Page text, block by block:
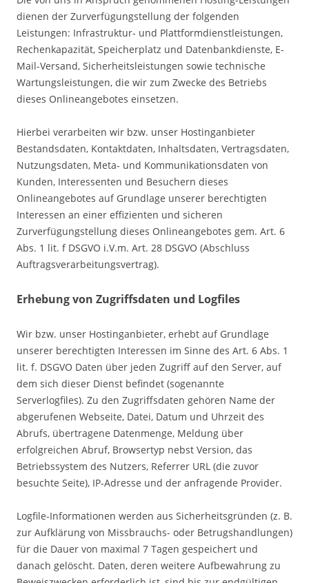
dienen der Zurverfügungstellung der folgenden
Leistungen: Infrastruktur- und Plattformdienstleistungen,
Rechenkapazität, Speicherplatz und Datenbankdienste, E-
Mail-Versand, Sicherheitsleistungen sowie technische
Wartungsleistungen, die wir zum Zwecke des Betriebs
dieses Onlineangebotes einsetzen.
Hierbei verarbeiten wir bzw. unser Hostinganbieter
Bestandsdaten, Kontaktdaten, Inhaltsdaten, Vertragsdaten,
Nutzungsdaten, Meta- und Kommunikationsdaten von
Kunden, Interessenten und Besuchern dieses
Onlineangebotes auf Grundlage unserer berechtigten
Interessen an einer effizienten und sicheren
Zurverfügungstellung dieses Onlineangebotes gem. Art. 6
Abs. 1 lit. f DSGVO i.V.m. Art. 28 DSGVO (Abschluss
Auftragsverarbeitungsvertrag).
Erhebung von Zugriffsdaten und Logfiles
Wir bzw. unser Hostinganbieter, erhebt auf Grundlage
unserer berechtigten Interessen im Sinne des Art. 6 Abs. 1
lit. f. DSGVO Daten über jeden Zugriff auf den Server, auf
dem sich dieser Dienst befindet (sogenannte
Serverlogfiles). Zu den Zugriffsdaten gehören Name der
abgerufenen Webseite, Datei, Datum und Uhrzeit des
Abrufs, übertragene Datenmenge, Meldung über
erfolgreichen Abruf, Browsertyp nebst Version, das
Betriebssystem des Nutzers, Referrer URL (die zuvor
besuchte Seite), IP-Adresse und der anfragende Provider.
Logfile-Informationen werden aus Sicherheitsgründen (z. B.
zur Aufklärung von Missbrauchs- oder Betrugshandlungen)
für die Dauer von maximal 7 Tagen gespeichert und
danach gelöscht. Daten, deren weitere Aufbewahrung zu